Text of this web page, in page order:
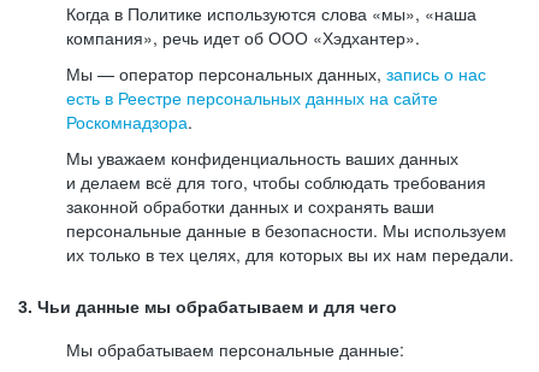
Когда в Политике используются слова «мы», «наша
компания», речь идет об ООО «Хэдхантер».
Мы — оператор персональных данных, запись о нас
есть в Реестре персональных данных на сайте
Роскомнадзора.
Мы уважаем конфиденциальность ваших данных
и делаем всё для того, чтобы соблюдать требования
законной обработки данных и сохранять ваши
персональные данные в безопасности. Мы используем
их только в тех целях, для которых вы их нам передали.
3. Чьи данные мы обрабатываем и для чего
Мы обрабатываем персональные данные: